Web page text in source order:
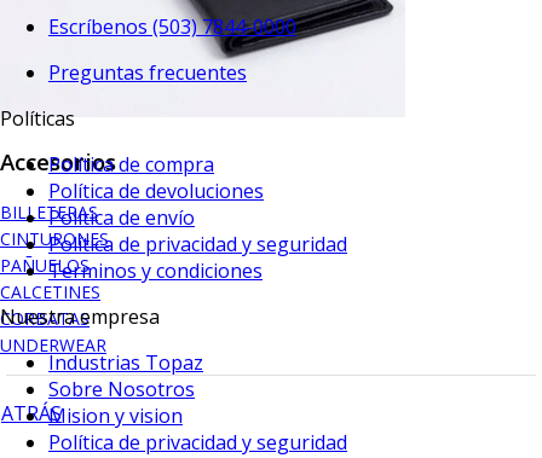
Accesorios
BILLETERAS
CINTURONES
PAÑUELOS
CALCETINES
CORBATAS
UNDERWEAR
ATRÁS
Escríbenos (503) 7844-0000
Preguntas frecuentes
Políticas
Política de compra
Política de devoluciones
Política de envío
Política de privacidad y seguridad
Terminos y condiciones
Nuestra empresa
Industrias Topaz
Sobre Nosotros
Mision y vision
Política de privacidad y seguridad